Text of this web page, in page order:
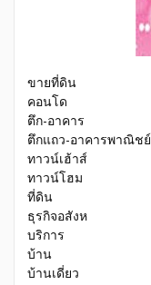
ขายที่ดิน
คอนโด
ตึก-อาคาร
ตึกแถว-อาคารพาณิชย์
ทาวน์เฮ้าส์
ทาวน์โฮม
ที่ดิน
ธุรกิจอสังห
บริการ
บ้าน
บ้านเดี่ยว